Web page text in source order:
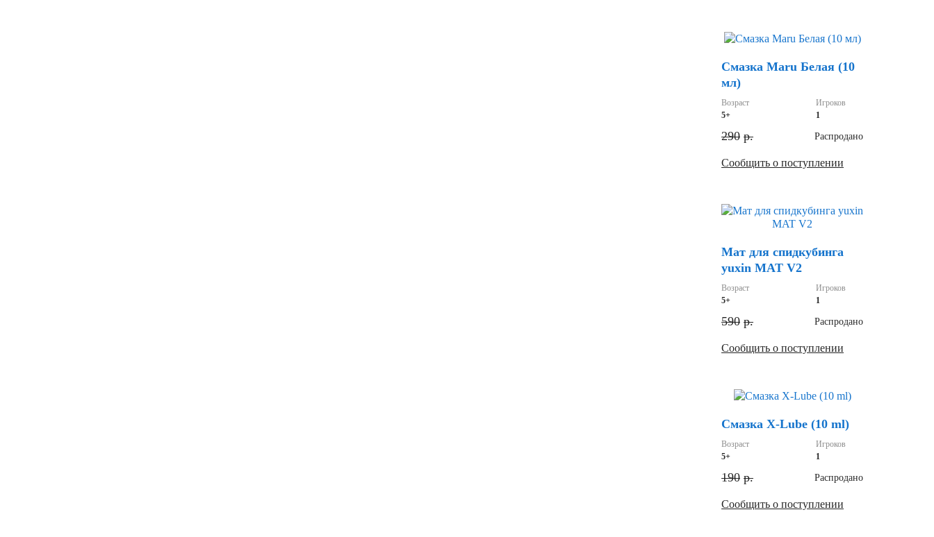
Смазка Maru Белая (10
мл)
Возраст
5+
Игроков
1
290 р. Распродано
Сообщить о поступлении
Мат для спидкубинга
yuxin MAT V2
Возраст
5+
Игроков
1
590 р. Распродано
Сообщить о поступлении
Смазка X-Lube (10 ml)
Возраст
5+
Игроков
1
190 р. Распродано
Сообщить о поступлении